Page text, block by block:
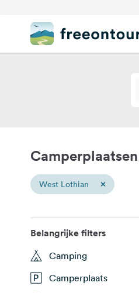
West Lothian ×
Belangrijke filters
Camping
Camperplaats